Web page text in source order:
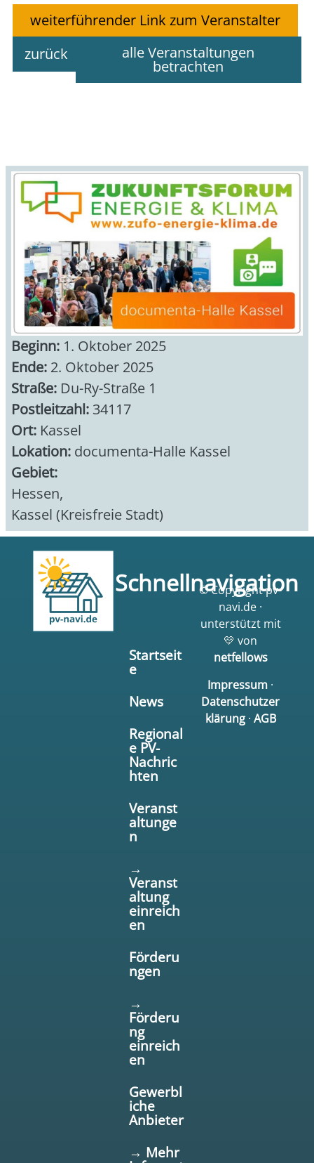
weiterführender Link zum Veranstalter
zurück
alle Veranstaltungen
betrachten
Beginn: 1. Oktober 2025
Ende: 2. Oktober 2025
Straße: Du-Ry-Straße 1
Postleitzahl: 34117
Ort: Kassel​
Lokation: documenta-Halle Kassel
Gebiet:
Hessen,
Kassel (Kreisfreie Stadt)
Schnellnavigation
Startseit
e
News
Regional
e PV-
Nachric
hten
Veranst
altunge
n
→
Veranst
altung
einreich
en
Förderu
ngen
→
Förderu
ng
einreich
en
Gewerbl
iche
Anbieter
→ Mehr
© Copyright pv-
navi.de ·
unterstützt mit
💛 von
netfellows
Impressum ·
Datenschutzer
klärung· AGB